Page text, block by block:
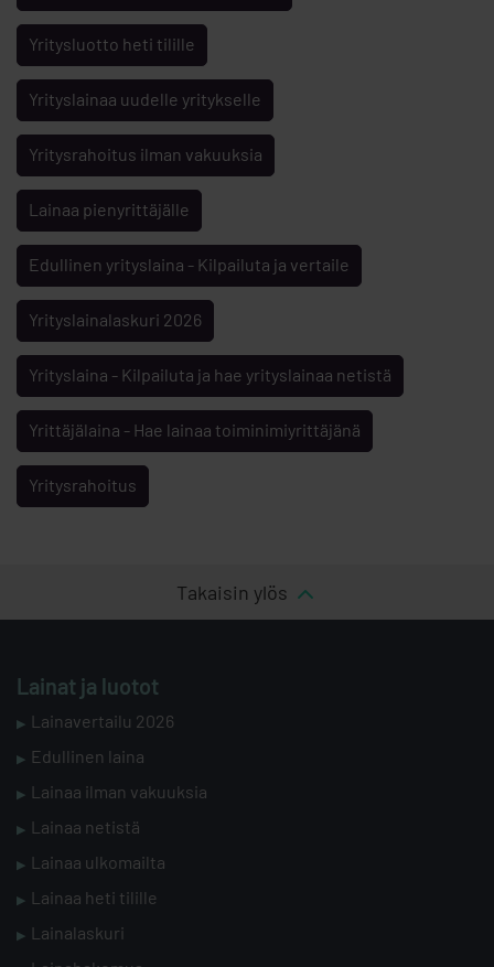
Yritysluotto heti tilille
Yrityslainaa uudelle yritykselle
Yritysrahoitus ilman vakuuksia
Lainaa pienyrittäjälle
Edullinen yrityslaina - Kilpailuta ja vertaile
Yrityslainalaskuri 2026
Yrityslaina - Kilpailuta ja hae yrityslainaa netistä
Yrittäjälaina - Hae lainaa toiminimiyrittäjänä
Yritysrahoitus
Takaisin ylös
Lainat ja luotot
Lainavertailu 2026
Edullinen laina
Lainaa ilman vakuuksia
Lainaa netistä
Lainaa ulkomailta
Lainaa heti tilille
Lainalaskuri